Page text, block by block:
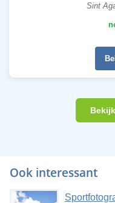
Sint
Ook interessant